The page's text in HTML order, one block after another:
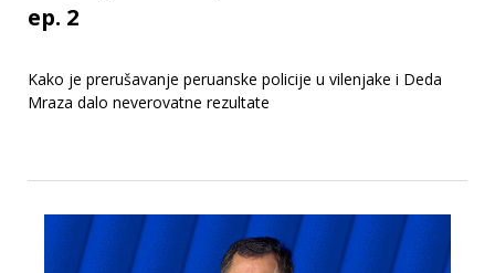
ep. 2
Kako je prerušavanje peruanske policije u vilenjake i Deda
Mraza dalo neverovatne rezultate